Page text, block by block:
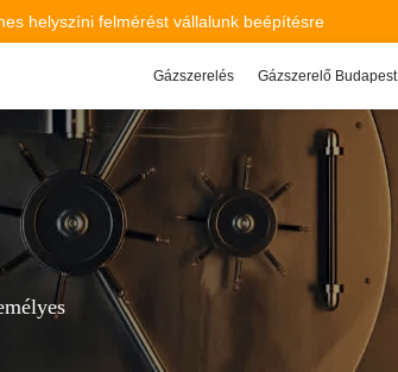
helyszíni felmérést vállalunk beépítésre
Gázszerelés Gázszerelő Budapest